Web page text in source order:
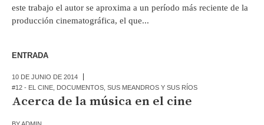
este trabajo el autor se aproxima a un período más reciente de la
producción cinematográfica, el que...
ENTRADA
10 DE JUNIO DE 2014
#12 - EL CINE DOCUMENTOS SUS MEANDROS Y SUS RÍOS
Acerca de la música en el cine